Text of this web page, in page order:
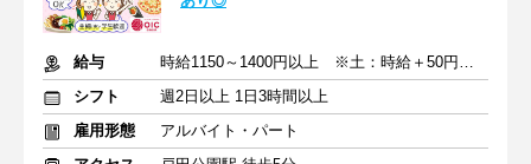
給与
時給1150～1400円以上 ※土：時給＋50円／日・祝：時給＋100円
シフト
週2日以上 1日3時間以上
雇用形態
アルバイト・パート